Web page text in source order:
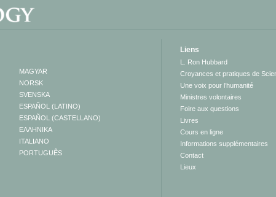
MAGYAR
NORSK
SVENSKA
ESPAÑOL (LATINO)
ESPAÑOL (CASTELLANO)
ΕΛΛΗΝΙΚA
ITALIANO
PORTUGUÊS
Liens
L. Ron Hubbard
Croyances et pratiques de
Une voix pour l’humanité
Ministres volontaires
Foire aux questions
Livres
Cours en ligne
Informations supplémentaires
Contact
Lieux